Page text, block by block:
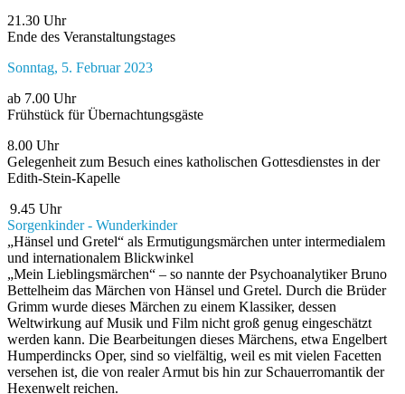
21.30 Uhr
Ende des Veranstaltungstages
Sonntag, 5. Februar 2023
ab 7.00 Uhr
Frühstück für Übernachtungsgäste
8.00 Uhr
Gelegenheit zum Besuch eines katholischen Gottesdienstes in der
Edith-Stein-Kapelle
9.45 Uhr
Sorgenkinder - Wunderkinder
„Hänsel und Gretel“ als Ermutigungsmärchen unter intermedialem
und internationalem Blickwinkel
„Mein Lieblingsmärchen“ – so nannte der Psychoanalytiker Bruno
Bettelheim das Märchen von Hänsel und Gretel. Durch die Brüder
Grimm wurde dieses Märchen zu einem Klassiker, dessen
Weltwirkung auf Musik und Film nicht groß genug eingeschätzt
werden kann. Die Bearbeitungen dieses Märchens, etwa Engelbert
Humperdincks Oper, sind so vielfältig, weil es mit vielen Facetten
versehen ist, die von realer Armut bis hin zur Schauerromantik der
Hexenwelt reichen.